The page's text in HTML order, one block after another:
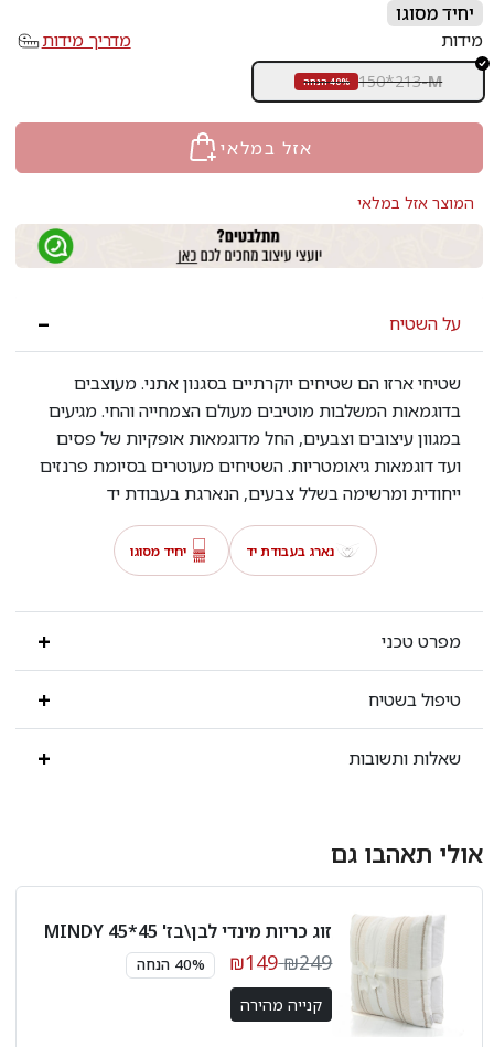
יחיד מסוגו
מידות
מדריך מידות
M
-
150*213 40% הנחה
אזל במלאי
המוצר אזל במלאי
על השטיח
שטיחי ארזו הם שטיחים יוקרתיים בסגנון אתני. מעוצבים
בדוגמאות המשלבות מוטיבים מעולם הצמחייה והחי. מגיעים
במגוון עיצובים וצבעים, החל מדוגמאות אופקיות של פסים
ועד דוגמאות גיאומטריות. השטיחים מעוטרים בסיומת פרנזים
ייחודית ומרשימה בשלל צבעים, הנארגת בעבודת יד
נארג בעבודת יד יחיד מסוגו
מפרט טכני
טיפול בשטיח
שאלות ותשובות
אולי תאהבו גם
זוג כריות מינדי לבן\בז' 45*45 MINDY
₪249
₪149 40% הנחה
קנייה מהירה